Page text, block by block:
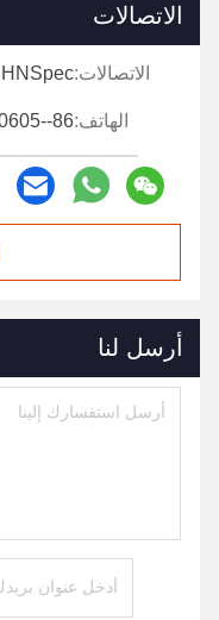
الاتصالات
الاتصالات:
الهاتف:86--13732210605
أرسل لنا